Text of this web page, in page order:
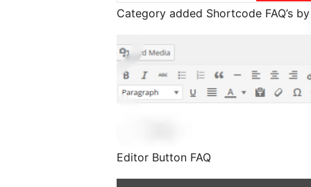
Category added Shortcode FAQ’s
Editor Button FAQ